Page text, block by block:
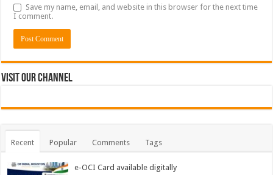
Save my name, email, and website in this browser for the next time
I comment.
Visit Our Channel
Recent Popular Comments Tags
e-OCI Card available digitally